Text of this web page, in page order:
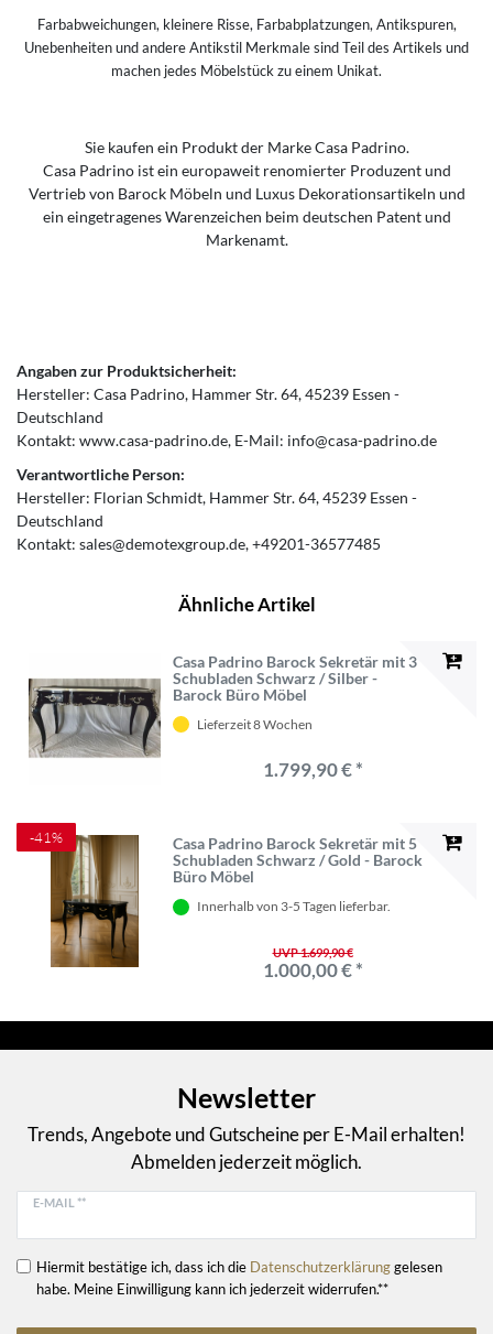
Farbabweichungen, kleinere Risse, Farbabplatzungen, Antikspuren,
Unebenheiten und andere Antikstil Merkmale sind Teil des Artikels und
machen jedes Möbelstück zu einem Unikat.
Sie kaufen ein Produkt der Marke Casa Padrino.
Casa Padrino ist ein europaweit renomierter Produzent und
Vertrieb von Barock Möbeln und Luxus Dekorationsartikeln und
ein eingetragenes Warenzeichen beim deutschen Patent und
Markenamt.
Angaben zur Produktsicherheit:
Hersteller: Casa Padrino Hammer Str.64 45239 Essen
Deutschland
Kontakt: www.casa-padrino.de E-Mail: info@casa-padrino.de
Verantwortliche Person:
Hersteller: Florian Schmidt Hammer Str.64 45239 Essen
Deutschland
Kontakt: sales@demotexgroup.de +49201-36577485
Ähnliche Artikel
Casa Padrino Barock Sekretär mit 3
Schubladen Schwarz / Silber -
Barock Büro Möbel
Lieferzeit 8 Wochen
1.799,90 € *
-41%
Casa Padrino Barock Sekretär mit 5
Schubladen Schwarz / Gold - Barock
Büro Möbel
Innerhalb von 3-5 Tagen lieferbar.
UVP 1.699,90 €
1.000,00 € *
Newsletter
Trends, Angebote und Gutscheine per E-Mail erhalten!
Abmelden jederzeit möglich.
E-MAIL **
Hiermit bestätige ich, dass ich die Daten­schutz­erklärunggelesen
habe. Meine Einwilligung kann ich jederzeit widerrufen.**